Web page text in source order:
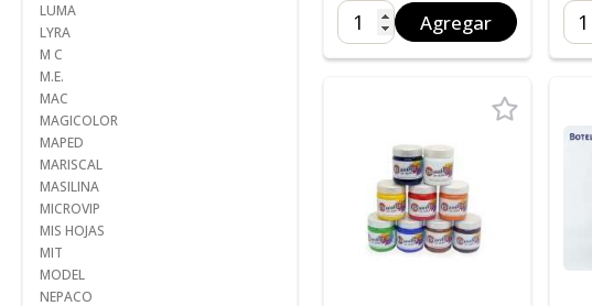
LUMA
LYRA
M C
M.E.
MAC
MAGICOLOR
MAPED
MARISCAL
MASILINA
MICROVIP
MIS HOJAS
MIT
MODEL
NEPACO
Agregar